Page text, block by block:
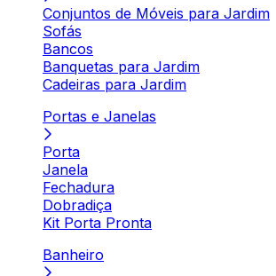
Conjuntos de Móveis para Jardim
Sofás
Bancos
Banquetas para Jardim
Cadeiras para Jardim
Portas e Janelas
Porta
Janela
Fechadura
Dobradiça
Kit Porta Pronta
Banheiro